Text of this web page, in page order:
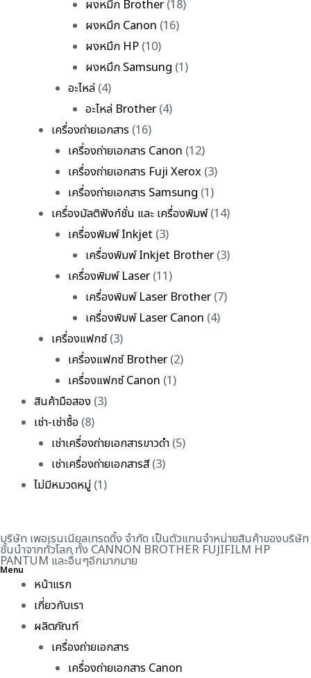
ผงหมึก Brother(18)
ผงหมึก Canon (16)
ผงหมึก HP (10)
ผงหมึก Samsung (1)
อะไหล่ (4)
อะไหล่ Brother(4)
เครื่องถ่ายเอกสาร (16)
เครื่องถ่ายเอกสาร Canon (12)
เครื่องถ่ายเอกสาร Fuji Xerox (3)
เครื่องถ่ายเอกสาร Samsung (1)
เครื่องมัลติฟังก์ชั่น และ เครื่องพิมพ์(14)
เครื่องพิมพ์ Inkjet (3)
เครื่องพิมพ์ Inkjet Brother(3)
เครื่องพิมพ์ Laser(11)
เครื่องพิมพ์ Laser Brother(7)
เครื่องพิมพ์ Laser Canon (4)
เครื่องแฟกซ์(3)
เครื่องแฟกซ์ Brother(2)
เครื่องแฟกซ์ Canon (1)
สินค้ามือสอง (3)
เช่า-เช่าซื้อ (8)
เช่าเครื่องถ่ายเอกสารขาวดำ(5)
เช่าเครื่องถ่ายเอกสารสี(3)
ไม่มีหมวดหมู่ (1)
บริษัท เพอเรนเนียลเทรดดิ้ง จำกัด เป็นตัวแทนจำหน่ายสินค้าของบริษัท
ชั้นนำจากทั่วโลก ทั้ง CANNON BROTHER FUJIFILM HP
PANTUM และอื่นๆอีกมากมาย
Menu
หน้าแรก
เกี่ยวกับเรา
ผลิตภัณฑ์
เครื่องถ่ายเอกสาร
เครื่องถ่ายเอกสาร Canon